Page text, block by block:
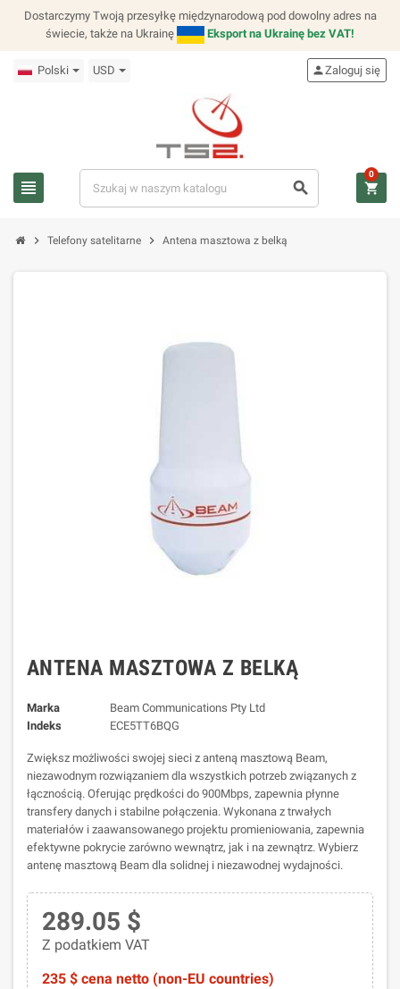
Dostarczymy Twoją przesyłkę międzynarodową pod dowolny adres na
świecie, także na Ukrainę
Eksport na Ukrainę bez VAT!
Polski USD
view_headline search
personZaloguj się
shopping_cart
0
chevron_right Telefony satelitarne chevron_right Antena masztowa z belką
ANTENA MASZTOWA Z BELKĄ
Marka
Beam Communications Pty Ltd
Indeks
ECE5TT6BQG
Zwiększ możliwości swojej sieci z anteną masztową Beam,
niezawodnym rozwiązaniem dla wszystkich potrzeb związanych z
łącznością. Oferując prędkości do 900Mbps, zapewnia płynne
transfery danych i stabilne połączenia. Wykonana z trwałych
materiałów i zaawansowanego projektu promieniowania, zapewnia
efektywne pokrycie zarówno wewnątrz, jak i na zewnątrz. Wybierz
antenę masztową Beam dla solidnej i niezawodnej wydajności.
289.05 $
Z podatkiem VAT
235 $ cena netto (non-EU countries)